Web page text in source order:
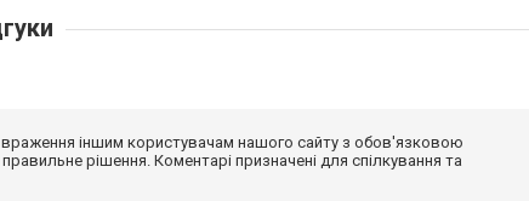
враження іншим користувачам нашого сайту з обов'язковою
рішення. Коментарі призначені для спілкування та